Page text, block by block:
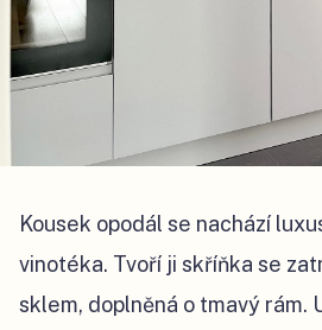
Kousek opodál se nachází
vinotéka. Tvoří ji skříňka se
sklem, doplněná o tmavý rám.